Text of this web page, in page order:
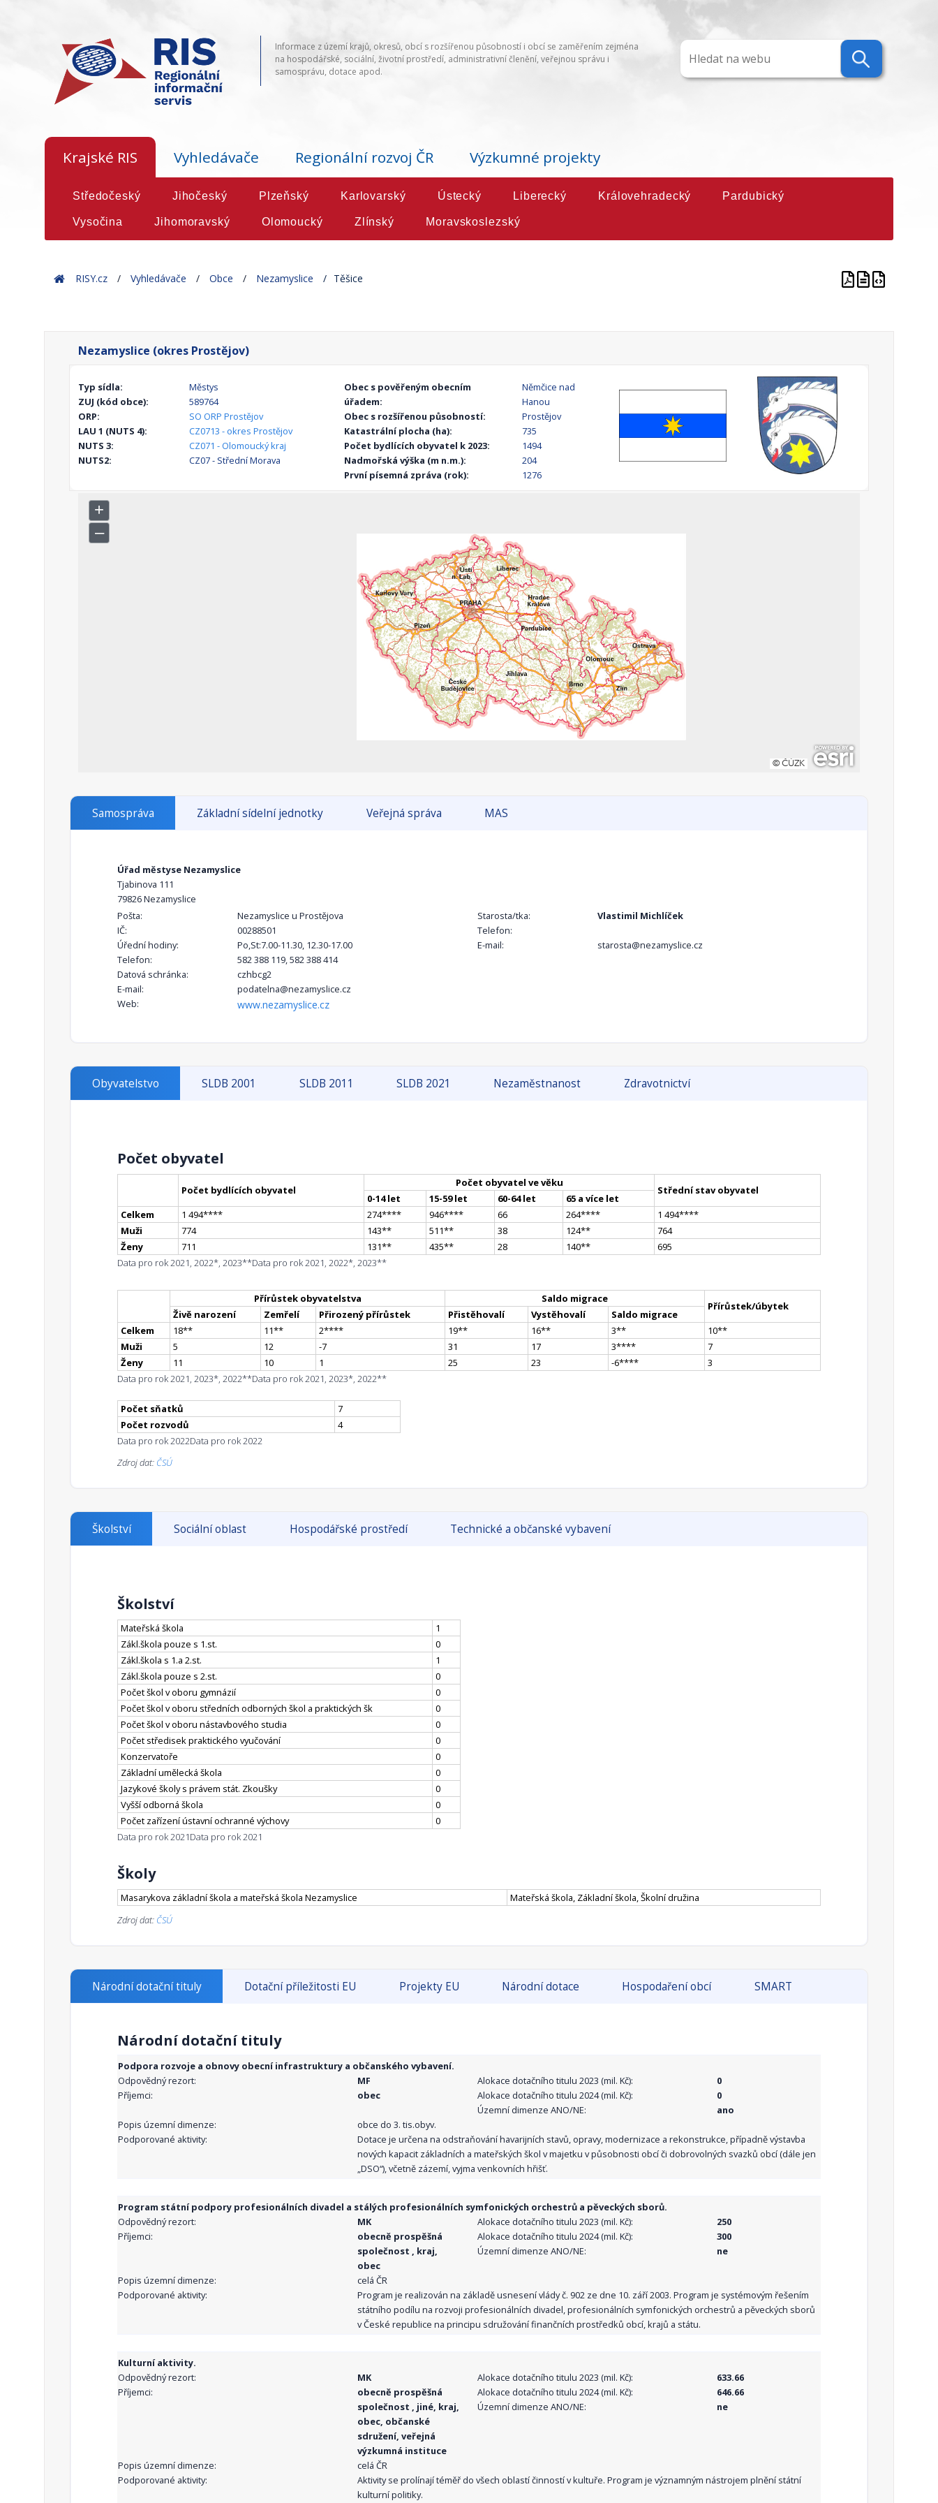
Informace z území krajů, okresů, obcí s rozšířenou působností i obcí se zaměřením zejména
na hospodářské, sociální, životní prostředí, administrativní členění, veřejnou správu i
samosprávu, dotace apod.
Krajské RIS Vyhledávače Regionální rozvoj ČR Výzkumné projekty
Středočeský Jihočeský Plzeňský Karlovarský Ústecký Liberecký Královehradecký Pardubický
Vysočina Jihomoravský Olomoucký Zlínský Moravskoslezský
HomeRISY.cz Vyhledávače Obce Nezamyslice Těšice
Nezamyslice (okres Prostějov)
Typ sídla:
Městys
ZUJ (kód obce):
589764
ORP:
SO ORP Prostějov
LAU 1 (NUTS 4):
CZ0713 - okres Prostějov
NUTS 3:
CZ071 - Olomoucký kraj
NUTS2:
CZ07 - Střední Morava
Obec s pověřeným obecním
úřadem:
Němčice nad
Hanou
Obec s rozšířenou působností:
Prostějov
Katastrální plocha (ha):
735
Počet bydlících obyvatel k 2023:
1494
Nadmořská výška (m n.m.):
204
První písemná zpráva (rok):
1276
Samospráva Základní sídelní jednotky Veřejná správa MAS
Úřad městyse Nezamyslice
Tjabinova 111
79826 Nezamyslice
Pošta:
Nezamyslice u Prostějova
IČ:
00288501
Úřední hodiny:
Po,St:7.00-11.30, 12.30-17.00
Telefon:
582 388 119, 582 388 414
Datová schránka:
czhbcg2
E-mail:
podatelna@nezamyslice.cz
Web:
www.nezamyslice.cz
Starosta/tka:
Vlastimil Michlíček
Telefon:
E-mail:
starosta@nezamyslice.cz
Obyvatelstvo SLDB 2001 SLDB 2011 SLDB 2021 Nezaměstnanost Zdravotnictví
Počet obyvatel
Počet bydlících obyvatel
Počet obyvatel ve věku
Střední stav obyvatel
0-14 let 15-59 let 60-64 let
65 a více let
Celkem
1 494**** 274**** 946**** 66 264**** 1 494****
Muži
774 143** 511** 38 124**
764
Ženy
711 131** 435** 28 140**
695
Data pro rok 2021, 2022*, 2023**Data pro rok 2021, 2022*, 2023**
Přírůstek obyvatelstva Saldo migrace
Přírůstek/úbytek
Živě narození Zemřelí Přirozený přírůstek Přistěhovalí Vystěhovalí
Saldo migrace
Celkem
18** 11** 2**** 19** 16** 3** 10**
Muži
5 12 -7 31 17 3****
7
Ženy
11 10 1 25 23 -6****
3
Data pro rok 2021, 2023*, 2022**Data pro rok 2021, 2023*, 2022**
Počet sňatků
7
Počet rozvodů
4
Data pro rok 2022Data pro rok 2022
Zdroj dat: ČSÚ
Školství Sociální oblast Hospodářské prostředí Technické a občanské vybavení
Školství
Mateřská škola
1
Zákl.škola pouze s 1.st.
0
Zákl.škola s 1.a 2.st.
1
Zákl.škola pouze s 2.st.
0
Počet škol v oboru gymnázií
0
Počet škol v oboru středních odborných škol a praktických šk
0
Počet škol v oboru nástavbového studia
0
Počet středisek praktického vyučování
0
Konzervatoře
0
Základní umělecká škola
0
Jazykové školy s právem stát. Zkoušky
0
Vyšší odborná škola
0
Počet zařízení ústavní ochranné výchovy
0
Data pro rok 2021Data pro rok 2021
Školy
Masarykova základní škola a mateřská škola Nezamyslice
Mateřská škola, Základní škola, Školní družina
Zdroj dat: ČSÚ
Národní dotační tituly Dotační příležitosti EU Projekty EU Národní dotace Hospodaření obcí SMART
Národní dotační tituly
Podpora rozvoje a obnovy obecní infrastruktury a občanského vybavení.
Odpovědný rezort:
MF
Příjemci:
obec
Alokace dotačního titulu 2023 (mil. Kč):
0
Alokace dotačního titulu 2024 (mil. Kč):
0
Územní dimenze ANO/NE:
ano
Popis územní dimenze:
obce do 3. tis.obyv.
Podporované aktivity:
Dotace je určena na odstraňování havarijních stavů, opravy, modernizace a rekonstrukce, případně výstavba
nových kapacit základních a mateřských škol v majetku v působnosti obcí či dobrovolných svazků obcí (dále jen
„DSO“), včetně zázemí, vyjma venkovních hřišť.
Program státní podpory profesionálních divadel a stálých profesionálních symfonických orchestrů a pěveckých sborů.
Odpovědný rezort:
MK
Příjemci:
obecně prospěšná
společnost , kraj,
obec
Alokace dotačního titulu 2023 (mil. Kč):
250
Alokace dotačního titulu 2024 (mil. Kč):
300
Územní dimenze ANO/NE:
ne
Popis územní dimenze:
celá ČR
Podporované aktivity:
Program je realizován na základě usnesení vlády č. 902 ze dne 10. září 2003. Program je systémovým řešením
státního podílu na rozvoji profesionálních divadel, profesionálních symfonických orchestrů a pěveckých sborů
v České republice na principu sdružování finančních prostředků obcí, krajů a státu.
Kulturní aktivity.
Odpovědný rezort:
MK
Příjemci:
obecně prospěšná
společnost , jiné, kraj,
obec, občanské
sdružení, veřejná
výzkumná instituce
Alokace dotačního titulu 2023 (mil. Kč):
633.66
Alokace dotačního titulu 2024 (mil. Kč):
646.66
Územní dimenze ANO/NE:
ne
Popis územní dimenze:
celá ČR
Podporované aktivity:
Aktivity se prolínají téměř do všech oblastí činností v kultuře. Program je významným nástrojem plnění státní
kulturní politiky.